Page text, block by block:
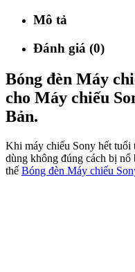
Mô tả
Đánh giá (0)
Bóng đèn Máy
cho Máy chiếu
Bản.
Khi máy chiếu Sony hết tuổi
dùng không đúng cách bị
thế Bóng đèn Máy chiếu